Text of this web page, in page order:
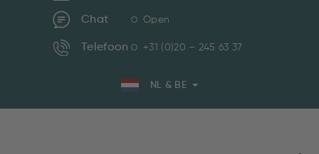
Chat Open
Telefoon +31 (0)20 – 245 63 37
NL & BE